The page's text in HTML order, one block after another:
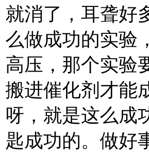
就消了，耳聋好
么做成功的实验
高压，那个实验
搬进催化剂才能
呀，就是这么成
匙成功的。做好